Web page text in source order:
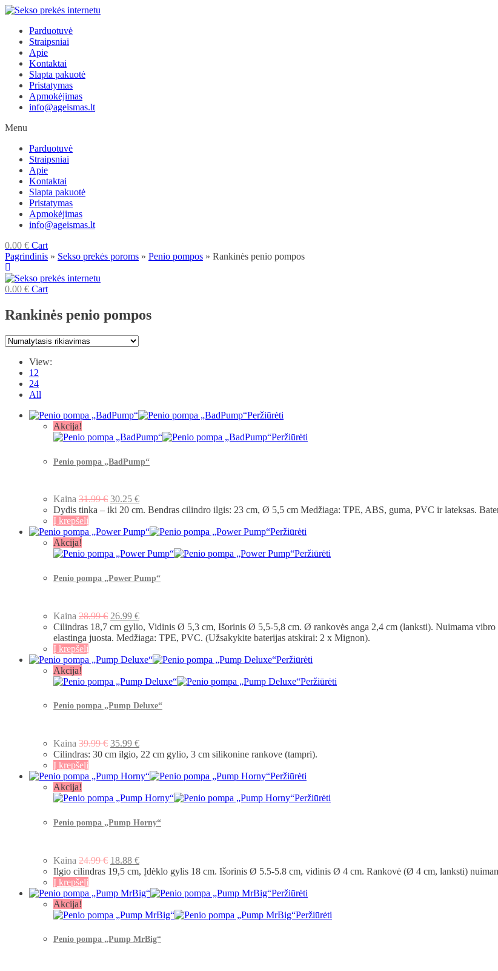
Skip
contentParduotuvė
Straipsniai
Apie
Kontaktai
Slapta pakuotė
Pristatymas
Apmokėjimas
info@ageismas.lt
Menu
Parduotuvė
Straipsniai
Apie
Kontaktai
Slapta pakuotė
Pristatymas
Apmokėjimas
info@ageismas.lt
0.00 € Cart
Pagrindinis » Sekso prekės poroms » Penio pompos » Rankinės penio pompos
0.00 € Cart
Rankinės penio pompos
View:
12
24
All
Peržiūrėti
Akcija!
Peržiūrėti
Penio pompa „BadPump“
Kaina 31.99€ 30.25 €
Dydis tinka – iki 20 cm. Bendras cilindro ilgis: 23 cm, Ø 5,5 cm Medžiaga: TPE, ABS, guma, PVC ir lateksas.
Į krepšelį
Peržiūrėti
Akcija!
Peržiūrėti
Penio pompa „Power Pump“
Kaina 28.99€ 26.99 €
Cilindras 18,7 cm gylio, Vidinis Ø 5,3 cm, Išorinis Ø 5,5-5,8 cm. Ø rankovės anga 2,4 cm (lanksti). Nuimama
elastinga juosta. Medžiaga: TPE, PVC. (Užsakykite baterijas atskirai: 2 x Mignon).
Į krepšelį
Peržiūrėti
Akcija!
Peržiūrėti
Penio pompa „Pump Deluxe“
Kaina 39.99€ 35.99 €
Cilindras: 30 cm ilgio, 22 cm gylio, 3 cm silikonine rankove (tampri).
Į krepšelį
Peržiūrėti
Akcija!
Peržiūrėti
Penio pompa „Pump Horny“
Kaina 24.99€ 18.88 €
Ilgio cilindras 19,5 cm, Įdėklo gylis 18 cm. Išorinis Ø 5.5-5.8 cm, vidinis Ø 4 cm. Rankovė (Ø 4 cm, lanksti)
Į krepšelį
Peržiūrėti
Akcija!
Peržiūrėti
Penio pompa „Pump MrBig“